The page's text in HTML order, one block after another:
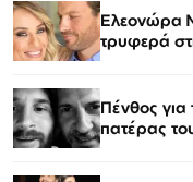
Ελεονώρα
τρυφερά
Πένθος
πατέρας